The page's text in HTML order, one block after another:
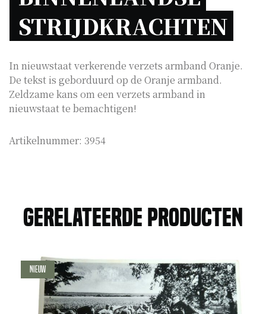
STRIJDKRACHTEN
In nieuwstaat verkerende verzets armband Oranje.
De tekst is geborduurd op de Oranje armband.
Zeldzame kans om een verzets armband in
nieuwstaat te bemachtigen!
Artikelnummer: 3954
Gerelateerde producten
Nieuw